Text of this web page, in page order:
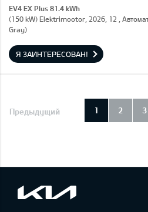
EV4 EX Plus 81.4 kWh
(150 kW) Elektrimootor, 2026, 12 ,
Gray)
Я ЗАИНТЕРЕСОВАН!
Предыдущий 1 2 3